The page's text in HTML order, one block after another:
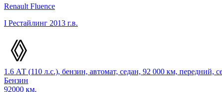
Renault Fluence
I Рестайлинг 2013 г.в.
1.6 АТ (110 л.с.), бензин, автомат, седан, 92 000 км, передний,
Бензин
92000 км.